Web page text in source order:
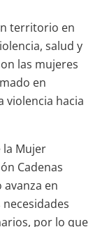
territorio en
salud y
las mujeres
en
violencia hacia
la Mujer
Cadenas
en
por lo que